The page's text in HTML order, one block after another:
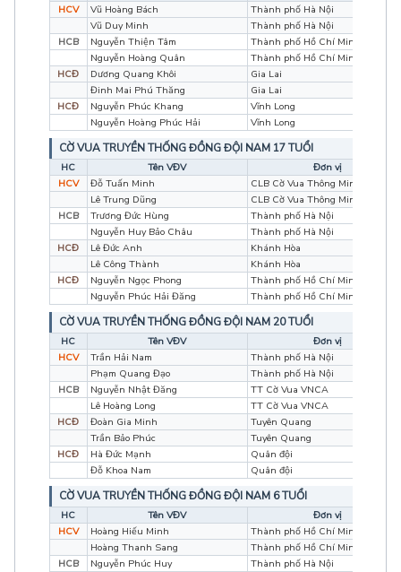
HCV
Vũ Hoàng Bách
Thành phố Hà Nội
Vũ Duy Minh
Thành phố Hà Nội
HCB
Nguyễn Thiện Tâm
Thành phố Hồ Chí Minh
Nguyễn Hoàng Quân
Thành phố Hồ Chí Minh
HCĐ
Dương Quang Khôi
Gia Lai
Đinh Mai Phú Thăng
Gia Lai
HCĐ
Nguyễn Phúc Khang
Vĩnh Long
Nguyễn Hoàng Phúc Hải
Vĩnh Long
CỜ VUA TRUYỀN THỐNG ĐỒNG ĐỘI NAM 17 TUỔI
HC Tên VĐV
Đơn vị
HCV
Đỗ Tuấn Minh
CLB Cờ Vua Thông Minh
Lê Trung Dũng
CLB Cờ Vua Thông Minh
HCB
Trương Đức Hùng
Thành phố Hà Nội
Nguyễn Huy Bảo Châu
Thành phố Hà Nội
HCĐ
Lê Đức Anh
Khánh Hòa
Lê Công Thành
Khánh Hòa
HCĐ
Nguyễn Ngọc Phong
Thành phố Hồ Chí Minh
Nguyễn Phúc Hải Đăng
Thành phố Hồ Chí Minh
CỜ VUA TRUYỀN THỐNG ĐỒNG ĐỘI NAM 20 TUỔI
HC Tên VĐV
Đơn vị
HCV
Trần Hải Nam
Thành phố Hà Nội
Phạm Quang Đạo
Thành phố Hà Nội
HCB
Nguyễn Nhật Đăng
TT Cờ Vua VNCA
Lê Hoàng Long
TT Cờ Vua VNCA
HCĐ
Đoàn Gia Minh
Tuyên Quang
Trần Bảo Phúc
Tuyên Quang
HCĐ
Hà Đức Mạnh
Quân đội
Đỗ Khoa Nam
Quân đội
CỜ VUA TRUYỀN THỐNG ĐỒNG ĐỘI NAM 6 TUỔI
HC Tên VĐV
Đơn vị
HCV
Hoàng Hiếu Minh
Thành phố Hồ Chí Minh
Hoàng Thanh Sang
Thành phố Hồ Chí Minh
HCB
Nguyễn Phúc Huy
Thành phố Hà Nội